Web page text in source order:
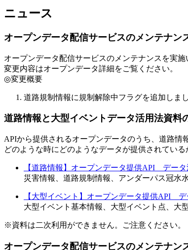
ニュース
オープンデータ配信サービスのメンテナン
オープンデータ配信サービスのメンテナンスを実
変更内容はオープンデータ詳細をご覧ください。
◎変更概要
道路規制情報に規制解除中フラグを追加しま
道路情報と大型イベントデータ活用法資料
APIから提供されるオープンデータのうち、道路情
どのような時にどのようなデータが提供されてい
【道路情報】オープンデータ提供API デー
災害情報、道路規制情報、アンダーパス冠水
【大型イベント】オープンデータ提供API
大型イベント基本情報、大型イベント点、大
※資料は二次利用ができません。ご注意ください。
オープンデータ配信サービスのメンテナン